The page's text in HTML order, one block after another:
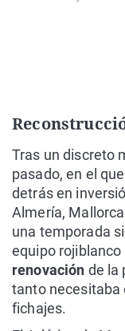
Tras un discreto
pasado, en el
detrás en
Almería,
una temporada
equipo
renovación de la
tanto necesitaba
fichajes.